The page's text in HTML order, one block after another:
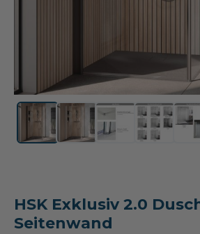
HSK Exklusiv 2.0
Seitenwand